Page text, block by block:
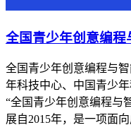
全国青少年创意编程
全国青少年创意编程与
年科技中心、中国青少
“全国青少年创意编程与
展自2015年，是一项面